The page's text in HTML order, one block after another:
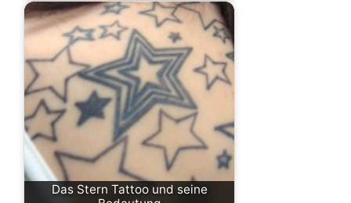
Das Stern Tattoo und seine